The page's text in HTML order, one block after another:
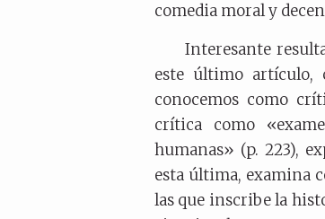
comedia moral y
Interesante
este último
conocemos como
crítica como
humanas» (p. 223),
esta última, examina
las que inscribe la